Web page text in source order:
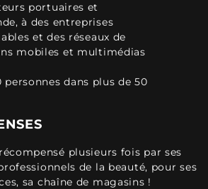
portuaires et
à des entreprises
et des réseaux de
mobiles et multimédias
dans plus de 50
plusieurs fois par ses
de la beauté, pour ses
sa chaîne de magasins !